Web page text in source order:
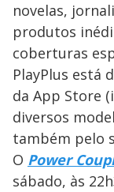
novelas,
produtos
coberturas
PlayPlus está
da App Store
diversos
também pelo
O Power
sábado, às